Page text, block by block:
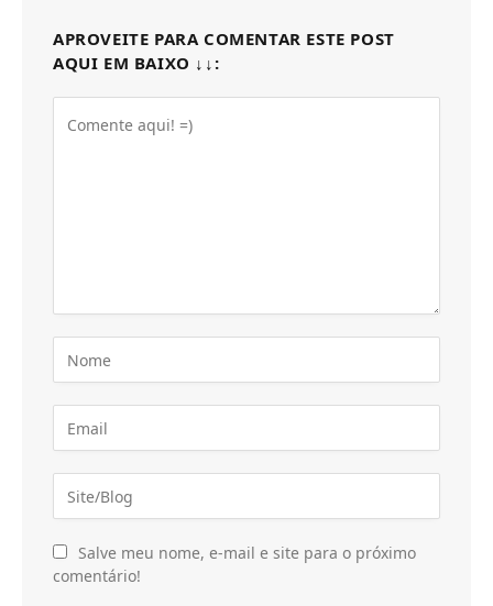
APROVEITE PARA COMENTAR ESTE POST
AQUI EM BAIXO ↓↓:
Salve meu nome, e-mail e site para o próximo
comentário!